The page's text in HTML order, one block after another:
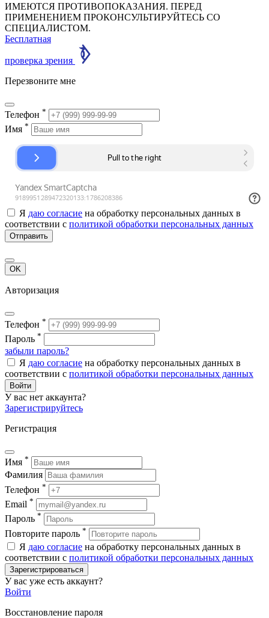
ИМЕЮТСЯ ПРОТИВОПОКАЗАНИЯ. ПЕРЕД
ПРИМЕНЕНИЕМ ПРОКОНСУЛЬТИРУЙТЕСЬ СО
СПЕЦИАЛИСТОМ.
Бесплатная
проверка зрения
Перезвоните мне
Телефон *
Имя *
Я даю согласие на обработку персональных данных в
соответствии с политикой обработки персональных данных
Отправить
OK
Авторизация
Телефон *
Пароль *
забыли пароль?
Я даю согласие на обработку персональных данных в
соответствии с политикой обработки персональных данных
Войти
У вас нет аккаунта?
Зарегистрируйтесь
Регистрация
Имя *
Фамилия
Телефон *
Email *
Пароль *
Повторите пароль *
Я даю согласие на обработку персональных данных в
соответствии с политикой обработки персональных данных
Зарегистрироваться
У вас уже есть аккаунт?
Войти
Восстановление пароля